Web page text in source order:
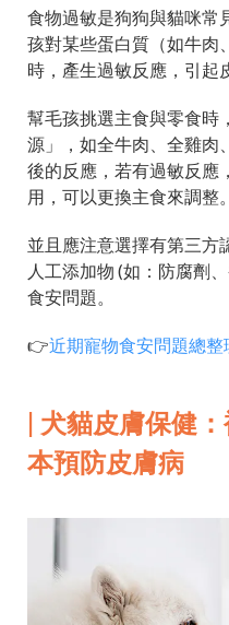
食物過敏是狗狗與貓咪常
孩對某些蛋白質（如牛肉
時，產生過敏反應，引起
幫毛孩挑選主食與零食時
源」，如全牛肉、全雞肉
後的反應，若有過敏反應
用，可以更換主食來調整。
並且應注意選擇有第三方
人工添加物 (如：防腐劑
食安問題。
👉近期寵物食安問題總整
| 犬貓皮膚保健
本預防皮膚病